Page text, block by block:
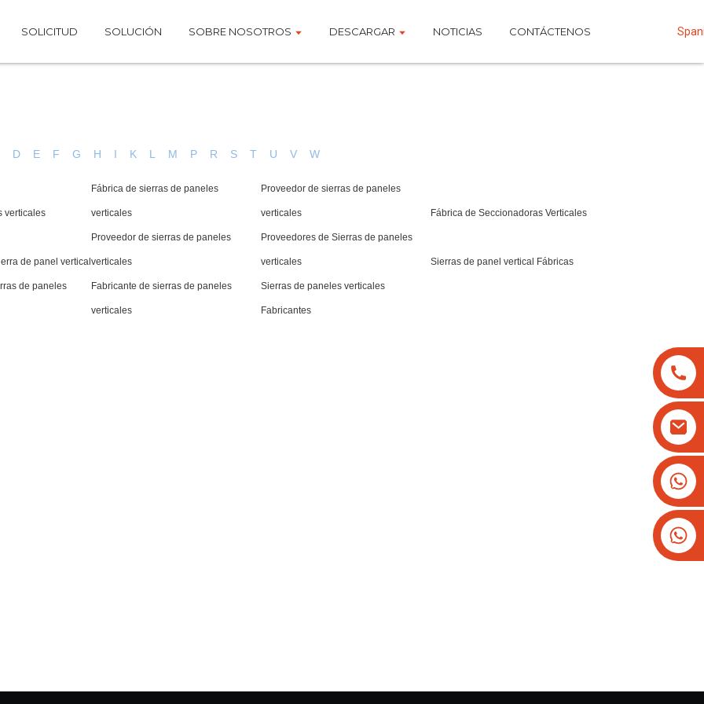
SOLICITUD SOLUCIÓN SOBRE NOSOTROS DESCARGAR NOTICIAS CONTÁCTENOS
D E F G H I K L M P R S T U V W
verticales
Fábrica de sierras de paneles
verticales
Proveedor de sierras de paneles
verticales Fábrica de Seccionadoras Verticales
de panel vertical
Proveedor de sierras de paneles
verticales
Proveedores de Sierras de paneles
verticales Sierras de panel vertical Fábricas
de paneles Fabricante de sierras de paneles
verticales
Sierras de paneles verticales
Fabricantes